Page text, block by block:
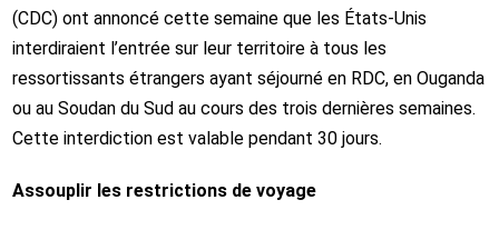
(CDC) ont annoncé cette semaine que les États-Unis
interdiraient l’entrée sur leur territoire à tous les
ressortissants étrangers ayant séjourné en RDC, en Ouganda
ou au Soudan du Sud au cours des trois dernières semaines.
Cette interdiction est valable pendant 30 jours.
Assouplir les restrictions de voyage